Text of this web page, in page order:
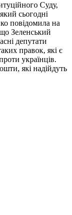
Суду,
сьогодні
повідомила на
Зеленський
депутати
правок, які є
українців.
які надійдуть